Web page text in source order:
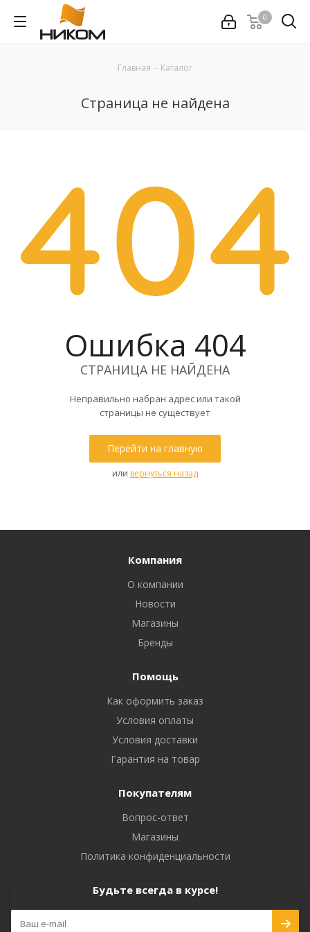
0
Главная - Каталог
Страница не найдена
Ошибка 404
СТРАНИЦА НЕ НАЙДЕНА
Неправильно набран адрес или такой
страницы не существует
Перейти на главную
или вернуться назад
Компания
О компании
Новости
Магазины
Бренды
Помощь
Как оформить заказ
Условия оплаты
Условия доставки
Гарантия на товар
Покупателям
Вопрос-ответ
Магазины
Политика конфиденциальности
Будьте всегда в курсе!